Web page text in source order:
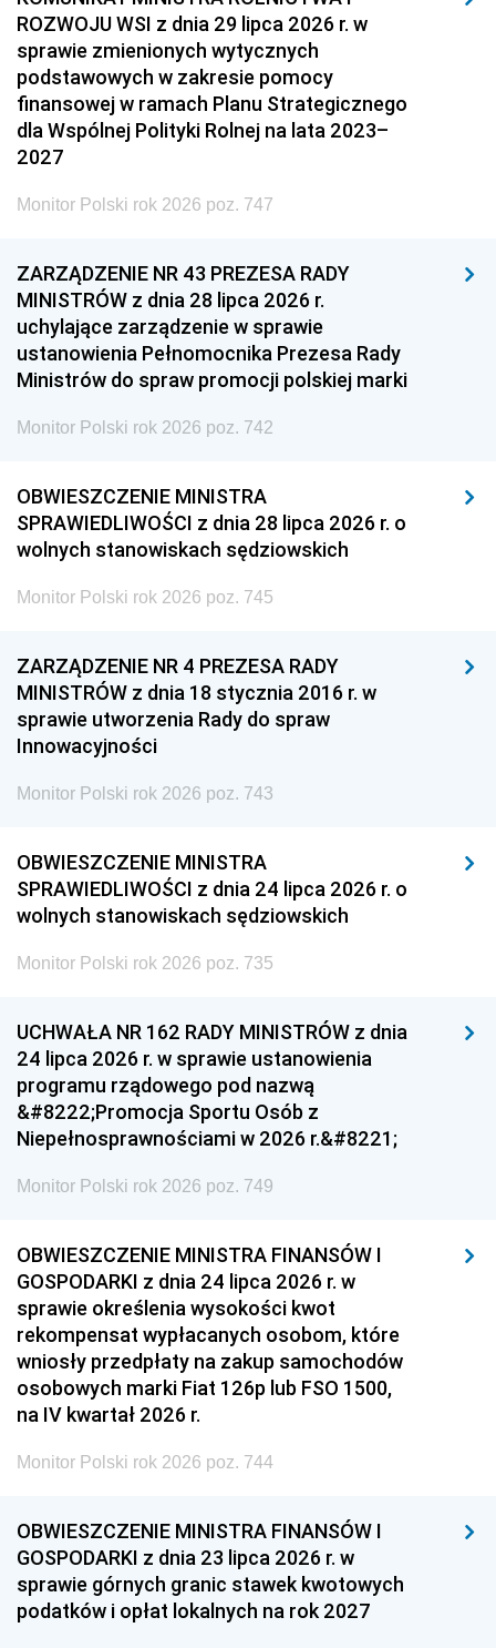
ROZWOJU WSI z dnia 29 lipca 2026 r. w
sprawie zmienionych wytycznych
podstawowych w zakresie pomocy
finansowej w ramach Planu Strategicznego
dla Wspólnej Polityki Rolnej na lata 2023–
2027
Monitor Polski rok 2026 poz. 747
ZARZĄDZENIE NR 43 PREZESA RADY
MINISTRÓW z dnia 28 lipca 2026 r.
uchylające zarządzenie w sprawie
ustanowienia Pełnomocnika Prezesa Rady
Ministrów do spraw promocji polskiej marki
Monitor Polski rok 2026 poz. 742
OBWIESZCZENIE MINISTRA
SPRAWIEDLIWOŚCI z dnia 28 lipca 2026 r. o
wolnych stanowiskach sędziowskich
Monitor Polski rok 2026 poz. 745
ZARZĄDZENIE NR 4 PREZESA RADY
MINISTRÓW z dnia 18 stycznia 2016 r. w
sprawie utworzenia Rady do spraw
Innowacyjności
Monitor Polski rok 2026 poz. 743
OBWIESZCZENIE MINISTRA
SPRAWIEDLIWOŚCI z dnia 24 lipca 2026 r. o
wolnych stanowiskach sędziowskich
Monitor Polski rok 2026 poz. 735
UCHWAŁA NR 162 RADY MINISTRÓW z dnia
24 lipca 2026 r. w sprawie ustanowienia
programu rządowego pod nazwą
&#8222;Promocja Sportu Osób z
Niepełnosprawnościami w 2026 r.&#8221;
Monitor Polski rok 2026 poz. 749
OBWIESZCZENIE MINISTRA FINANSÓW I
GOSPODARKI z dnia 24 lipca 2026 r. w
sprawie określenia wysokości kwot
rekompensat wypłacanych osobom, które
wniosły przedpłaty na zakup samochodów
osobowych marki Fiat 126p lub FSO 1500,
na IV kwartał 2026 r.
Monitor Polski rok 2026 poz. 744
OBWIESZCZENIE MINISTRA FINANSÓW I
GOSPODARKI z dnia 23 lipca 2026 r. w
sprawie górnych granic stawek kwotowych
podatków i opłat lokalnych na rok 2027